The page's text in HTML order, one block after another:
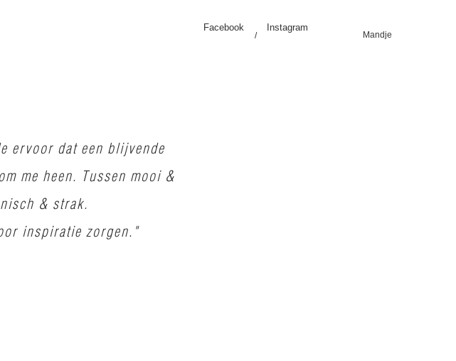
Facebook
/
Instagram
Mandje
ervoor dat een blijvende
me heen. Tussen mooi &
& strak.
inspiratie zorgen."